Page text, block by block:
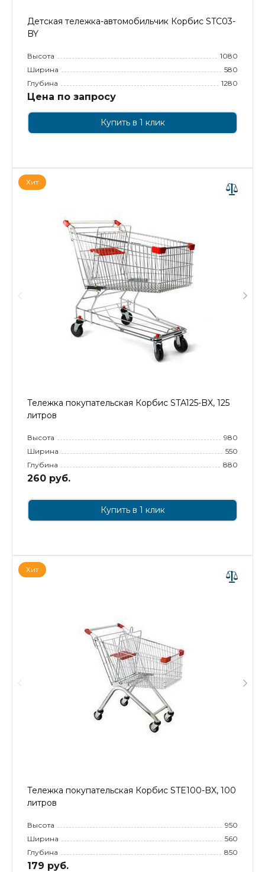
Детская тележка-автомобильчик Корбис STC03-
BY
Высота
1080
Ширина
580
Глубина
1280
Цена по запросу
Купить в 1 клик
Хит
Тележка покупательская Корбис STA125-BX, 125
литров
Высота
980
Ширина
550
Глубина
880
260 руб.
Купить в 1 клик
Хит
Тележка покупательская Корбис STE100-BX, 100
литров
Высота
950
Ширина
560
Глубина
850
179 руб.